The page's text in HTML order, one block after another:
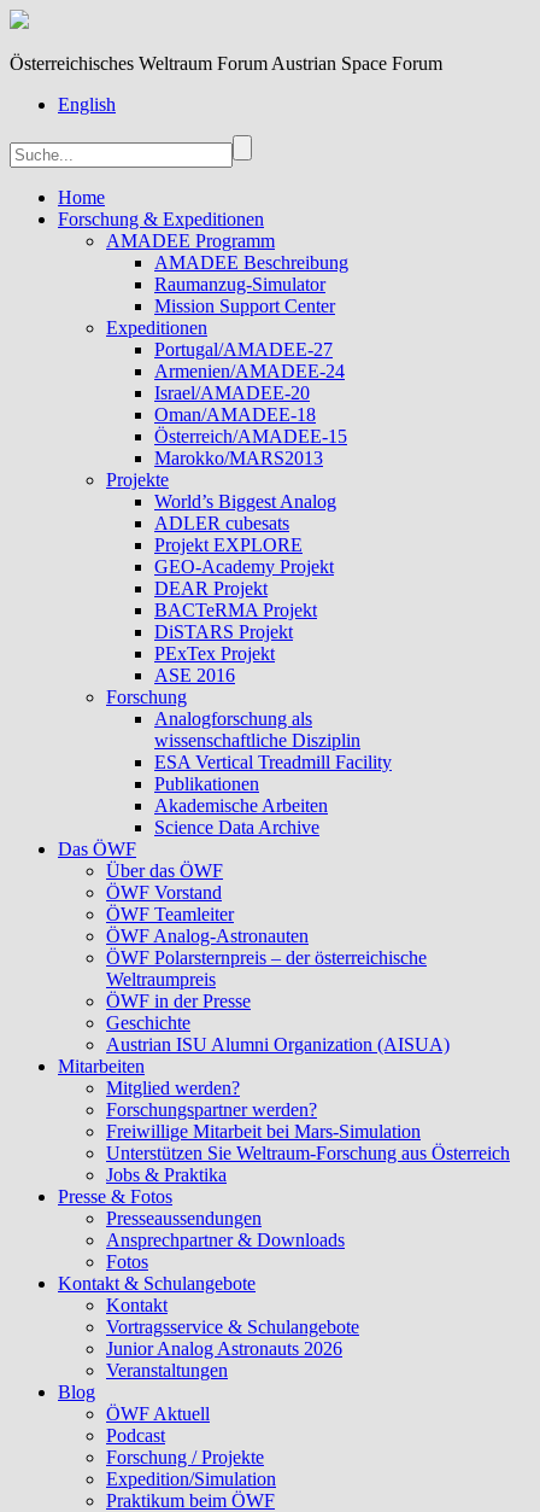
Österreichisches Weltraum Forum Austrian Space Forum
English
Home
Forschung & Expeditionen
AMADEE Programm
AMADEE Beschreibung
Raumanzug-Simulator
Mission Support Center
Expeditionen
Portugal/AMADEE-27
Armenien/AMADEE-24
Israel/AMADEE-20
Oman/AMADEE-18
Österreich/AMADEE-15
Marokko/MARS2013
Projekte
World’s Biggest Analog
ADLER cubesats
Projekt EXPLORE
GEO-Academy Projekt
DEAR Projekt
BACTeRMA Projekt
DiSTARS Projekt
PExTex Projekt
ASE 2016
Forschung
Analogforschung als
wissenschaftliche Disziplin
ESA Vertical Treadmill Facility
Publikationen
Akademische Arbeiten
Science Data Archive
Das ÖWF
Über das ÖWF
ÖWF Vorstand
ÖWF Teamleiter
ÖWF Analog-Astronauten
ÖWF Polarsternpreis – der österreichische
Weltraumpreis
ÖWF in der Presse
Geschichte
Austrian ISU Alumni Organization (AISUA)
Mitarbeiten
Mitglied werden?
Forschungspartner werden?
Freiwillige Mitarbeit bei Mars-Simulation
Unterstützen Sie Weltraum-Forschung aus Österreich
Jobs & Praktika
Presse & Fotos
Presseaussendungen
Ansprechpartner & Downloads
Fotos
Kontakt & Schulangebote
Kontakt
Vortragsservice & Schulangebote
Junior Analog Astronauts 2026
Veranstaltungen
Blog
ÖWF Aktuell
Podcast
Forschung / Projekte
Expedition/Simulation
Praktikum beim ÖWF